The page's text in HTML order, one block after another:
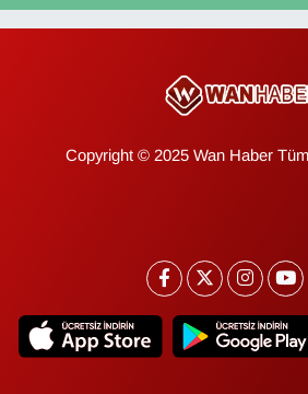
Copyright © 2025 Wan Haber Tüm